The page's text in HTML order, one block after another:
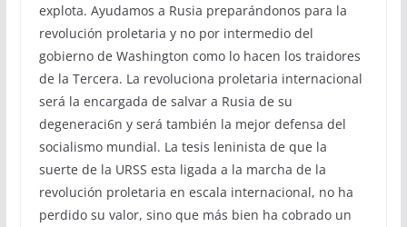
explota. Ayudamos a Rusia preparándonos para la
revolución proletaria y no por intermedio del
gobierno de Washington como lo hacen los traidores
de la Tercera. La revoluciona proletaria internacional
será la encargada de salvar a Rusia de su
degeneraci6n y será también la mejor defensa del
socialismo mundial. La tesis leninista de que la
suerte de la URSS esta ligada a la marcha de la
revolución proletaria en escala internacional, no ha
perdido su valor, sino que más bien ha cobrado un